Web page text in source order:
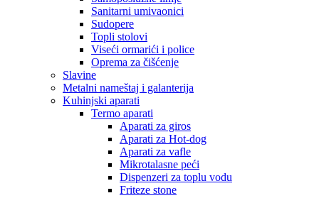
Sanitarni umivaonici
Sudopere
Topli stolovi
Viseći ormarići i police
Oprema za čišćenje
Slavine
Metalni nameštaj i galanterija
Kuhinjski aparati
Termo aparati
Aparati za giros
Aparati za Hot-dog
Aparati za vafle
Mikrotalasne peći
Dispenzeri za toplu vodu
Friteze stone